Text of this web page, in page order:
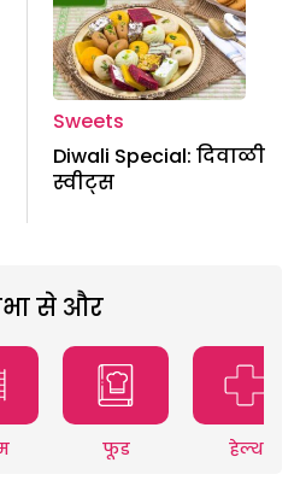
Sweets
Diwali Special: दिवाळी
स्वीट्स
से और
फूड हेल्थ